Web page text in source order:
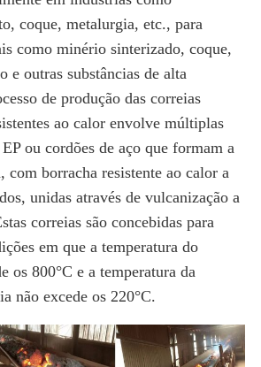
coque, metalurgia, etc., para
como minério sinterizado, coque,
e outras substâncias de alta
de produção das correias
ao calor envolve múltiplas
ou cordões de aço que formam a
com borracha resistente ao calor a
unidas através de vulcanização a
correias são concebidas para
em que a temperatura do
os 800°C e a temperatura da
não excede os 220°C.